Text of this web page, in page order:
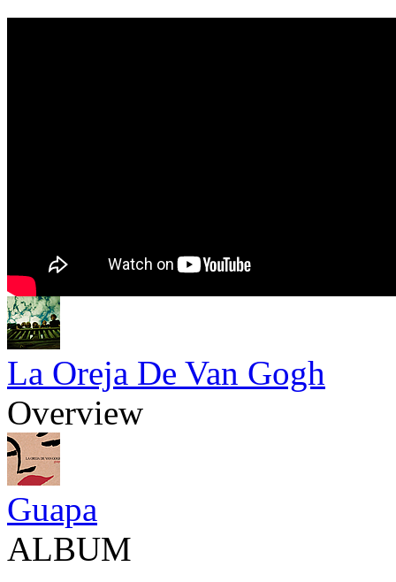
La Oreja De Van Gogh
Overview
Guapa
ALBUM